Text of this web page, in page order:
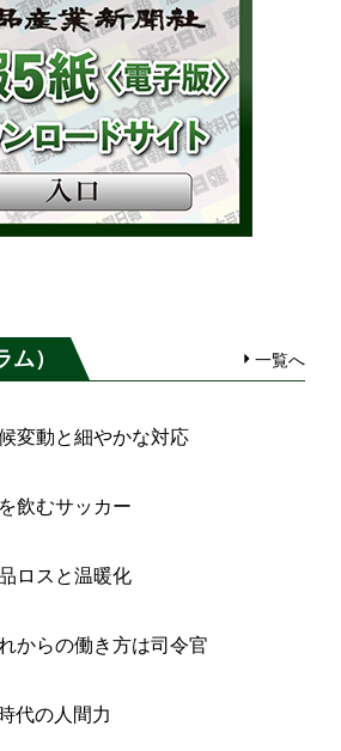
） 一覧へ
変動と細やかな対応
飲むサッカー
ロスと温暖化
からの働き方は司令官
代の人間力